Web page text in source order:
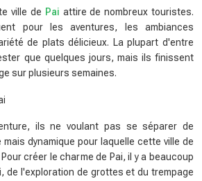
ville de Pai attire de nombreux touristes.
pour les aventures, les ambiances
de plats délicieux. La plupart d'entre
que quelques jours, mais ils finissent
sur plusieurs semaines.
ils ne voulant pas se séparer de
dynamique pour laquelle cette ville de
créer le charme de Pai, il y a beaucoup
de l'exploration de grottes et du trempage